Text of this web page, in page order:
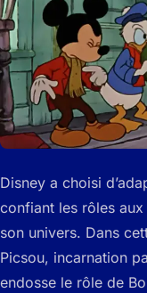
Disney a choisi
confiant les rôles
son univers. Dans
Picsou, incarnation
endosse le rôle de